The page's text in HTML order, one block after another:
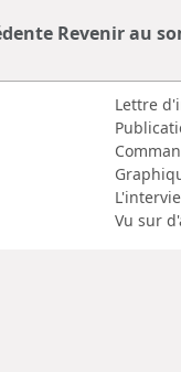
Revenir au
Lettre
Vu sur